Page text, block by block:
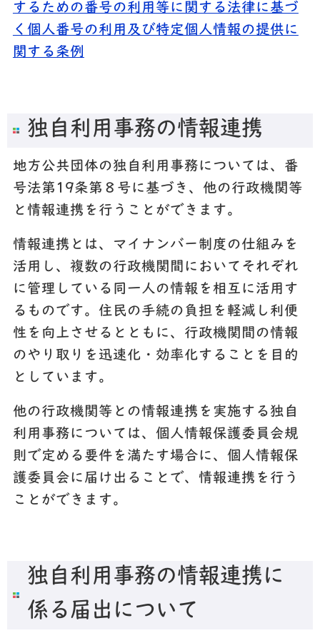
するための番号の利用等に関する法律に基づ
く個人番号の利用及び特定個人情報の提供に
関する条例
独自利用事務の情報連携
地方公共団体の独自利用事務については、番
号法第19条第８号に基づき、他の行政機関等
と情報連携を行うことができます。
情報連携とは、マイナンバー制度の仕組みを
活用し、複数の行政機関間においてそれぞれ
に管理している同一人の情報を相互に活用す
るものです。住民の手続の負担を軽減し利便
性を向上させるとともに、行政機関間の情報
のやり取りを迅速化・効率化することを目的
としています。
他の行政機関等との情報連携を実施する独自
利用事務については、個人情報保護委員会規
則で定める要件を満たす場合に、個人情報保
護委員会に届け出ることで、情報連携を行う
ことができます。
独自利用事務の情報連携に
係る届出について